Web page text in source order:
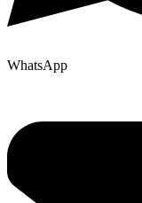
WhatsApp